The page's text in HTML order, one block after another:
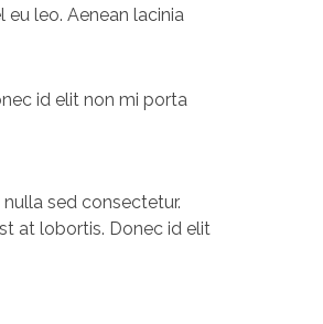
leo. Aenean lacinia
id elit non mi porta
sed consectetur.
at lobortis. Donec id elit